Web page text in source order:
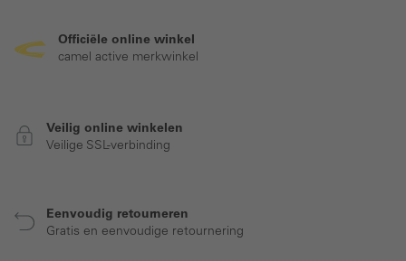
Officiële online winkel
camel active merkwinkel
Veilig online winkelen
Veilige SSL-verbinding
Eenvoudig retourneren
Gratis en eenvoudige retournering